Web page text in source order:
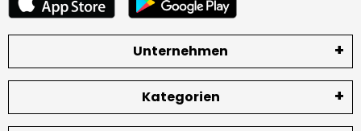
Unternehmen
Kategorien